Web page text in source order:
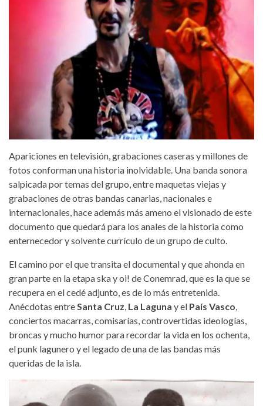
Apariciones en televisión, grabaciones caseras y millones de
fotos conforman una historia inolvidable. Una banda sonora
salpicada por temas del grupo, entre maquetas viejas y
grabaciones de otras bandas canarias, nacionales e
internacionales, hace además más ameno el visionado de este
documento que quedará para los anales de la historia como
enternecedor y solvente currículo de un grupo de culto.
El camino por el que transita el documental y que ahonda en
gran parte en la etapa ska y oi! de Conemrad, que es la que se
recupera en el cedé adjunto, es de lo más entretenida.
Anécdotas entreSanta Cruz, La Laguna y el País Vasco,
conciertos macarras, comisarías, controvertidas ideologías,
broncas y mucho humor para recordar la vida en los ochenta,
el punk lagunero y el legado de una de las bandas más
queridas de la isla.